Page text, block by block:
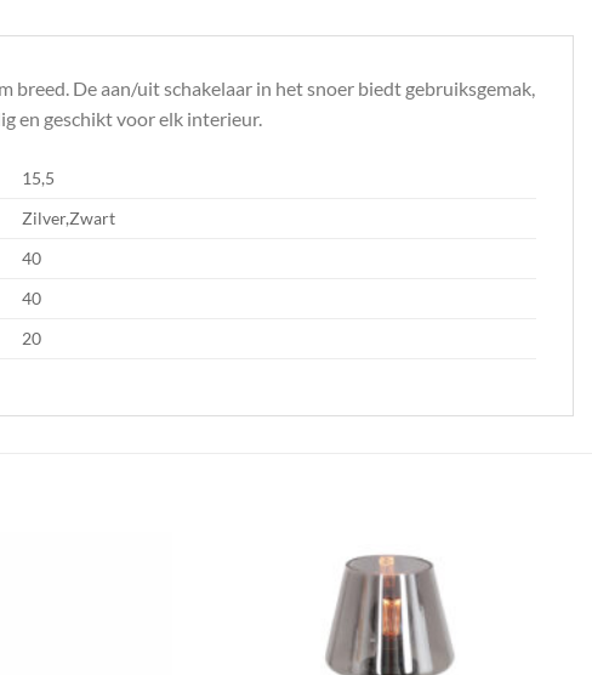
breed. De aan/uit schakelaar in het snoer biedt gebruiksgemak,
en geschikt voor elk interieur.
15,5
Zilver,Zwart
40
40
20